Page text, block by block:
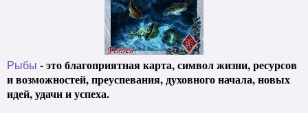
Рыбы - это благоприятная карта, символ жизни, ресурсов
и возможностей, преуспевания, духовного начала, новых
идей, удачи и успеха.